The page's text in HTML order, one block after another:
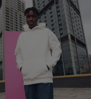
sevgi, bize ve değerli
gereken bir yoldur.
farklı anlamlar taşıyabilir.
için doğru adres !
hayatına kattığı kalite
ve şık tasarımı
dikkatleri üzerine çekmeye
görebileceğiniz gibi,